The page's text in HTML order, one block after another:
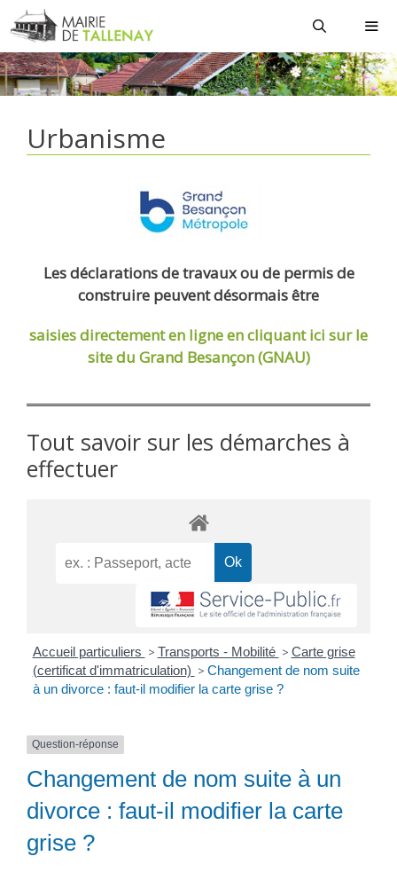
Aller
au
contenu
Urbanisme
Les déclarations de travaux ou de permis de
construire peuvent désormais être
saisies directement en ligneen cliquant ici sur le
site du Grand Besançon (GNAU)
Tout savoir sur les démarches à
effectuer
Accueil particuliers > Transports - Mobilité > Carte grise
(certificat d'immatriculation) > Changement de nom suite
à un divorce : faut-il modifier la carte grise ?
Question-réponse
Changement de nom suite à un
divorce : faut-il modifier la carte
grise ?